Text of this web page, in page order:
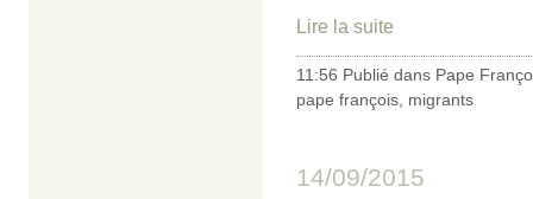
Lire la suite
11:56 Publié dans Pape
pape françois migrants
14/09/2015